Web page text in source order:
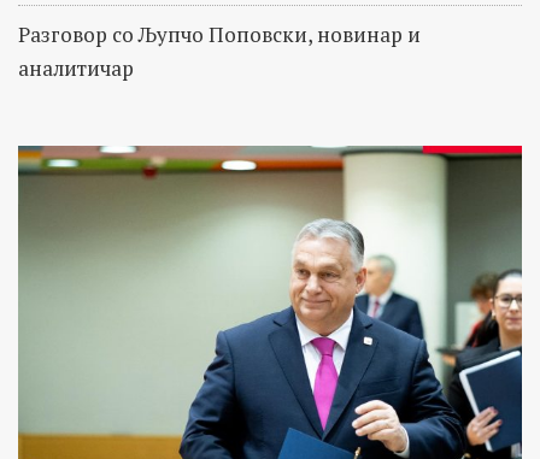
Разговор со Љупчо Поповски, новинар и
аналитичар